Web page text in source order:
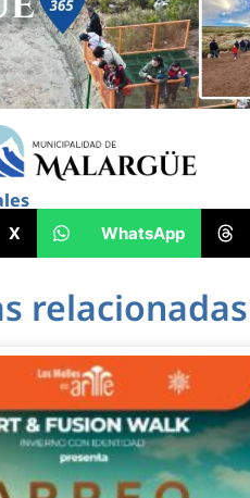
X WhatsApp
relacionadas